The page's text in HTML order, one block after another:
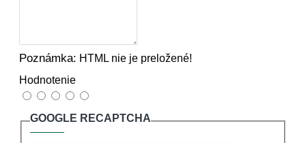
Poznámka: HTML nie je preložené!
Hodnotenie
GOOGLE RECAPTCHA